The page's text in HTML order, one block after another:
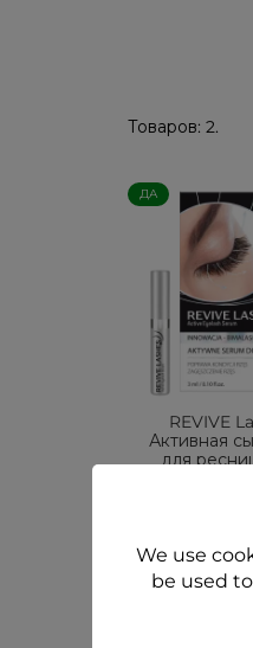
Товаров: 2.
ДА
REVIVE
Активная
для
Add to
We use
be used